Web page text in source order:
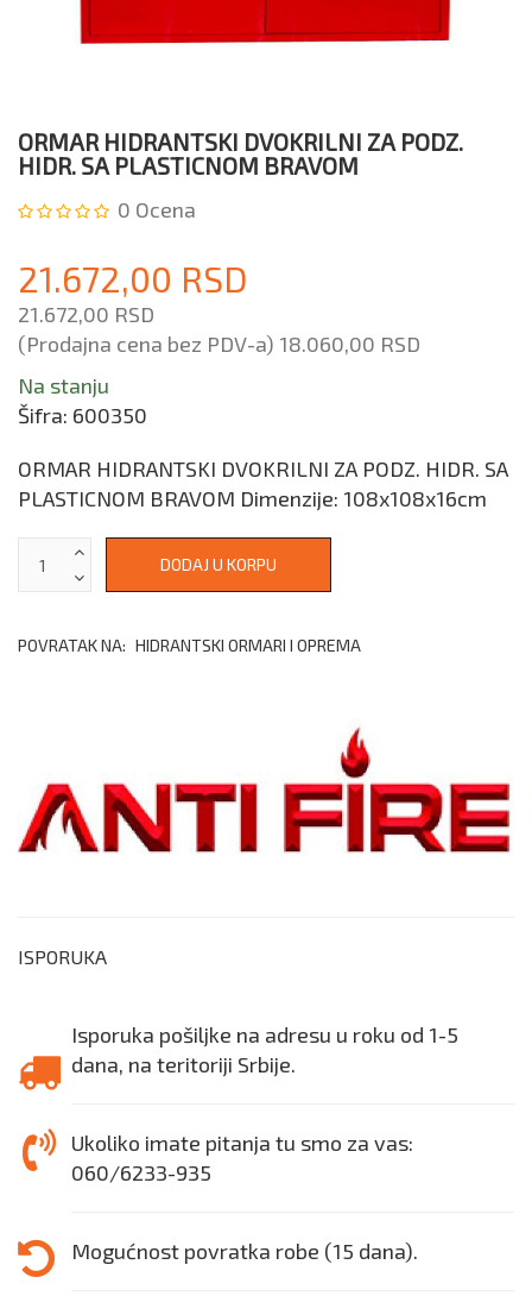
ORMAR HIDRANTSKI DVOKRILNI ZA PODZ.
HIDR. SA PLASTICNOM BRAVOM
0 Ocena
21.672,00 RSD
21.672,00 RSD
(Prodajna cena bez PDV-a) 18.060,00 RSD
Na stanju
Šifra: 600350
ORMAR HIDRANTSKI DVOKRILNI ZA PODZ. HIDR. SA
PLASTICNOM BRAVOM Dimenzije: 108x108x16cm
POVRATAK NA: HIDRANTSKI ORMARI I OPREMA
ISPORUKA
Isporuka pošiljke na adresu u roku od 1-5
dana, na teritoriji Srbije.
Ukoliko imate pitanja tu smo za vas:
060/6233-935
Mogućnost povratka robe (15 dana).